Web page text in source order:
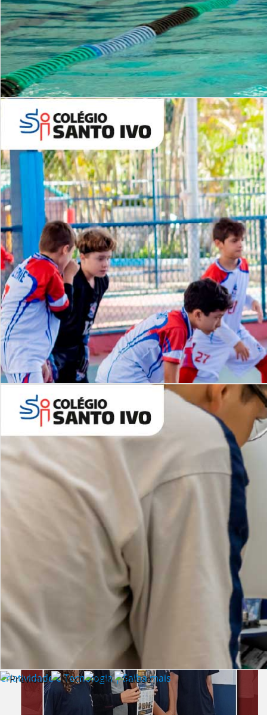
Período Integral | Saiba mais
Desafios | Saiba mais
Criatividade e Tecnologia | Saiba mais
INSTITUCIONAL
Lista de vídeos
NOSSOCANAL